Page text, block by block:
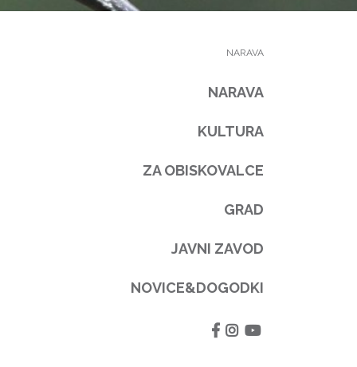
NARAVA
NARAVA
KULTURA
ZA OBISKOVALCE
GRAD
JAVNI ZAVOD
NOVICE&DOGODKI